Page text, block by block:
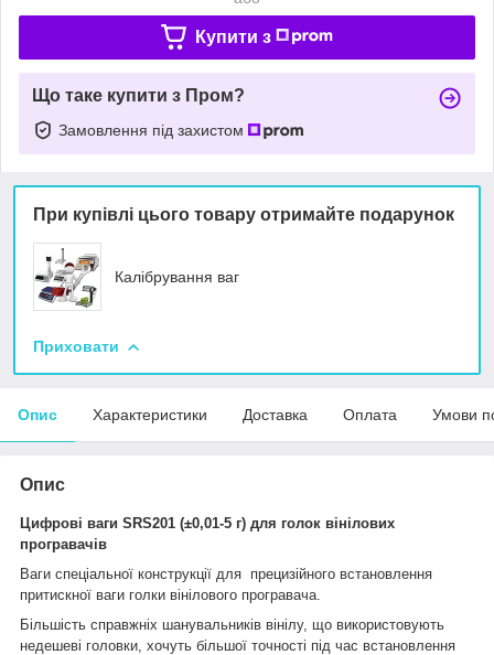
Купити з
Що таке купити з Пром?
Замовлення під захистом
При купівлі цього товару отримайте подарунок
Калібрування ваг
Приховати
Опис Характеристики Доставка Оплата Умови
Опис
Цифрові ваги SRS201 (±0,01-5 г) для голок вінілових
програвачів
Ваги спеціальної конструкції для прецизійного встановлення
притискної ваги голки вінілового програвача.
Більшість справжніх шанувальників вінілу, що використовують
недешеві головки, хочуть більшої точності під час встановлення